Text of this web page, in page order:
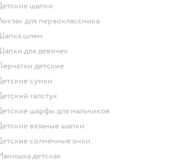
Детские шапки
Рюкзак для первоклассника
Шапка шлем
Шапки для девочек
Перчатки детские
Детские сумки
Детский галстук
Детские шарфы для мальчиков
Детские вязаные шапки
Детские солнечные очки
Манишка детская